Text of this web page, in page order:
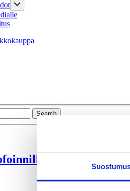
on suuri tarve,